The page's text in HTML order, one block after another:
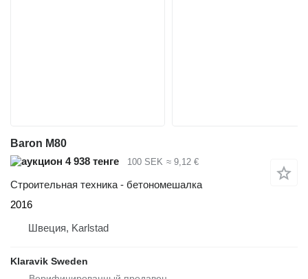
Baron M80
4 938 тенге
100 SEK ≈ 9,12 €
Строительная техника - бетономешалка
2016
Швеция, Karlstad
Klaravik Sweden